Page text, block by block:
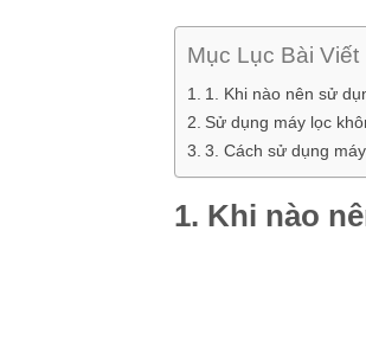
Mục Lục Bài Viết
1. Khi nào nên sử
Sử dụng máy lọc
3. Cách sử dụng
1. Khi nào